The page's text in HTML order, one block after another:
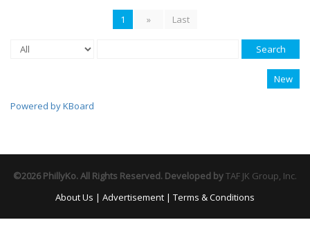
1 » Last
Search
New
Powered by KBoard
©2026 PhillyKo. All Rights Reserved. Developed byTAF JK Group, Inc.
About Us | Advertisement | Terms & Conditions